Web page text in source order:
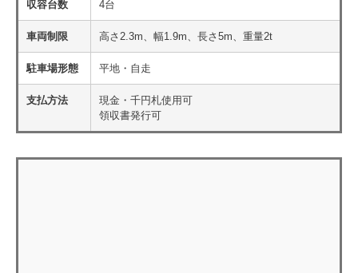
収容台数 4台
車両制限 高さ2.3m、幅1.9m、長さ5m、重量2t
駐車場形態 平地・自走
支払方法
現金・千円札使用可
領収書発行可